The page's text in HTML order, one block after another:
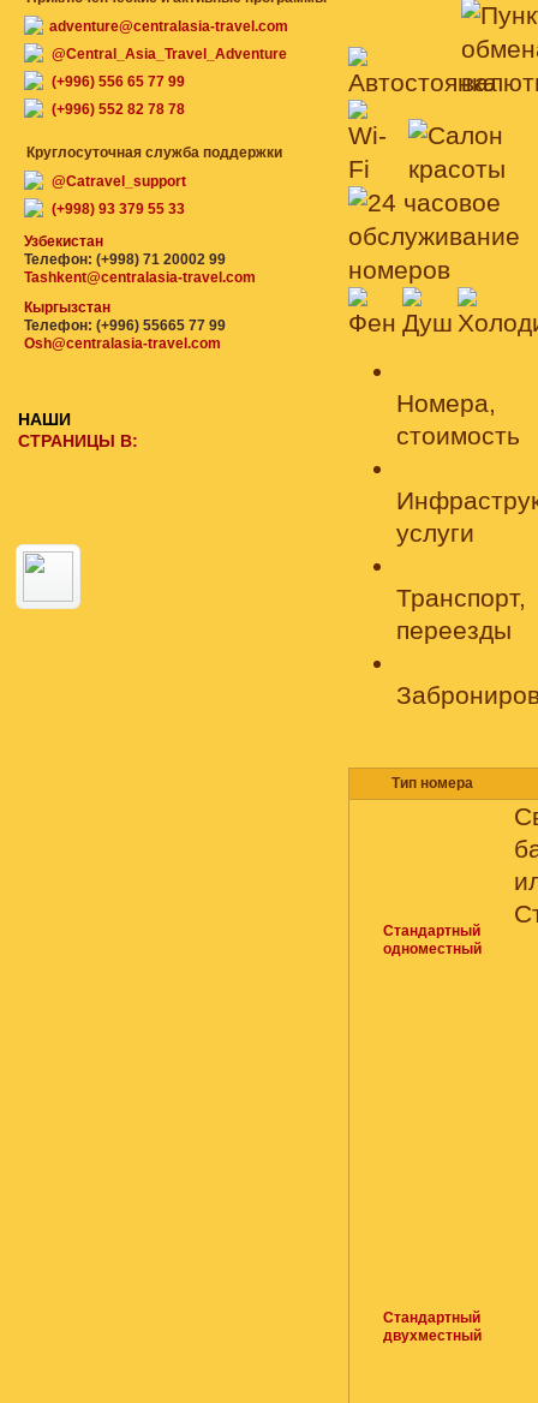
Номера,
стоимость
услуги
Транспорт,
переезды
Тип номера
Стандартный
одноместный
Стандартный
двухместный
adventure@centralasia-travel.com
@Central_Asia_Travel_Adventure
(+996) 556 65 77 99
(+996) 552 82 78 78
Круглосуточная служба поддержки
@Catravel_support
(+998) 93 379 55 33
Узбекистан
Телефон: (+998) 71 20002 99
Tashkent@centralasia-travel.com
Кыргызстан
Телефон: (+996) 55665 77 99
Osh@centralasia-travel.com
НАШИ
СТРАНИЦЫ В: